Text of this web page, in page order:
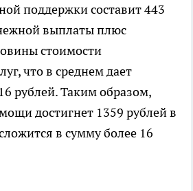
поддержки составит 443
выплаты плюс
стоимости
что в среднем дает
рублей. Таким образом,
достигнет 1359 рублей в
в сумму более 16